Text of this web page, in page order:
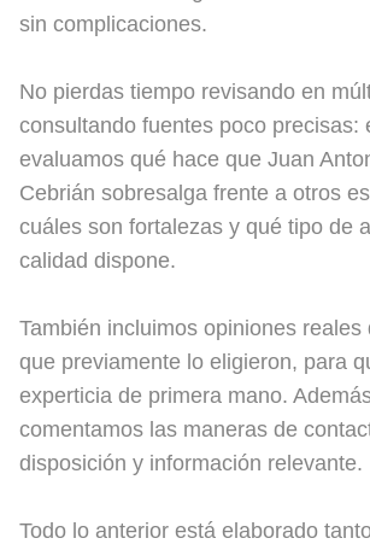
sin complicaciones.
No pierdas tiempo revisando en
consultando fuentes poco precisas:
evaluamos qué hace que Juan
Cebrián sobresalga frente a otros
cuáles son fortalezas y qué tipo de
calidad dispone.
También incluimos opiniones reales
que previamente lo eligieron, para
experticia de primera mano.
comentamos las maneras de
disposición y información relevante.
Todo lo anterior está elaborado